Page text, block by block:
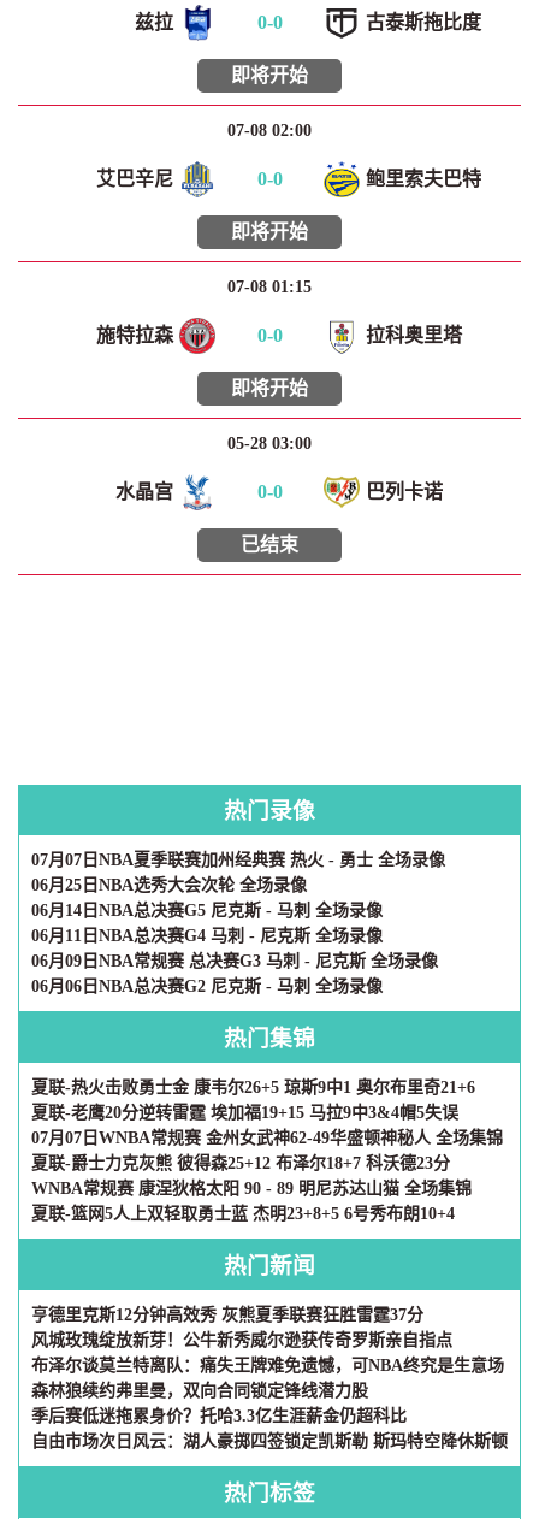
兹拉 0-0 古泰斯拖比度
即将开始
07-08 02:00
艾巴辛尼 0-0 鲍里索夫巴特
即将开始
07-08 01:15
施特拉森 0-0 拉科奥里塔
即将开始
05-28 03:00
水晶宫 0-0 巴列卡诺
已结束
热门录像
07月07日NBA夏季联赛加州经典赛 热火 - 勇士 全场录像
06月25日NBA选秀大会次轮 全场录像
06月14日NBA总决赛G5 尼克斯 - 马刺 全场录像
06月11日NBA总决赛G4 马刺 - 尼克斯 全场录像
06月09日NBA常规赛 总决赛G3 马刺 - 尼克斯 全场录像
06月06日NBA总决赛G2 尼克斯 - 马刺 全场录像
热门集锦
夏联-热火击败勇士金 康韦尔26+5 琼斯9中1 奥尔布里奇21+6
夏联-老鹰20分逆转雷霆 埃加福19+15 马拉9中3&4帽5失误
07月07日WNBA常规赛 金州女武神62-49华盛顿神秘人 全场集锦
夏联-爵士力克灰熊 彼得森25+12 布泽尔18+7 科沃德23分
WNBA常规赛 康涅狄格太阳 90 - 89 明尼苏达山猫 全场集锦
夏联-篮网5人上双轻取勇士蓝 杰明23+8+5 6号秀布朗10+4
热门新闻
亨德里克斯12分钟高效秀 灰熊夏季联赛狂胜雷霆37分
风城玫瑰绽放新芽！公牛新秀威尔逊获传奇罗斯亲自指点
布泽尔谈莫兰特离队：痛失王牌难免遗憾，可NBA终究是生意场
森林狼续约弗里曼，双向合同锁定锋线潜力股
季后赛低迷拖累身价？托哈3.3亿生涯薪金仍超科比
自由市场次日风云：湖人豪掷四签锁定凯斯勒 斯玛特空降休斯顿
热门标签